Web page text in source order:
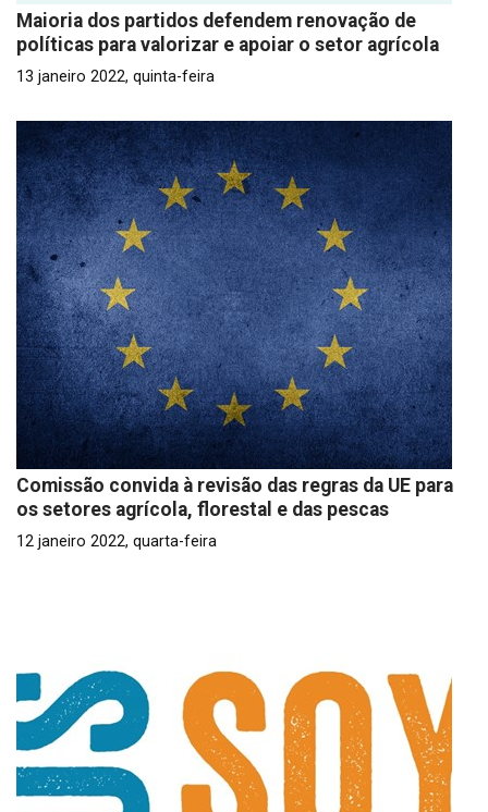
Maioria dos partidos defendem renovação de
políticas para valorizar e apoiar o setor agrícola
13 janeiro 2022, quinta-feira
Comissão convida à revisão das regras da UE para
os setores agrícola, florestal e das pescas
12 janeiro 2022, quarta-feira